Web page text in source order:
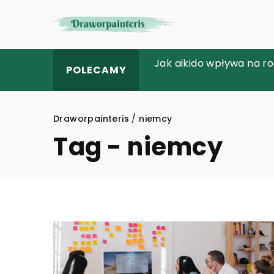
POLECAMY Jak wybrać idealne
Jak aikido wpływa na
Zestawienie firm z
Draworpainteris / niemcy
Tag - niemcy